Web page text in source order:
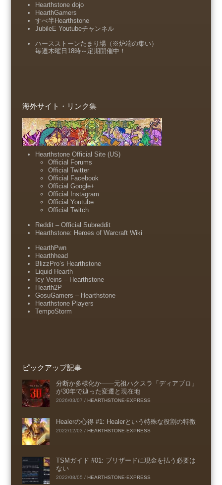
Hearthstone dojo
HearthGamers
すべ半Hearthstone
JubileE Youtubeチャンネル
ハースストーンたまり場（※炉端の集い）
毎週木曜日18時～定期開催中！
海外サイト・リンク集
Hearthstone Official Site (US)
Official Forums
Official Twitter
Official Facebook
Official Google+
Official Instagram
Official Youtube
Official Twitch
Reddit – Official Subreddit
Hearthstone: Heroes of Warcraft Wiki
HearthPwn
Hearthhead
BlizzPro’s Hearthstone
Liquid Hearth
Icy Veins – Hearthstone
Hearth2P
GosuGamers – Hearthstone
Hearthstone Players
TempoStorm
ピックアップ記事
分断か多様化か――元祖ハクスラ「ディアブロ」
が30年で辿った変遷と現在地
2026/03/07 / HEARTHSTONE-EXPRESS
Healerの心得 #1: Healerという特殊な役割の特徴
2022/12/03 / HEARTHSTONE-EXPRESS
TSMガイド #01: ブリザードに現金を払う必要は
ない
2022/08/05 / HEARTHSTONE-EXPRESS